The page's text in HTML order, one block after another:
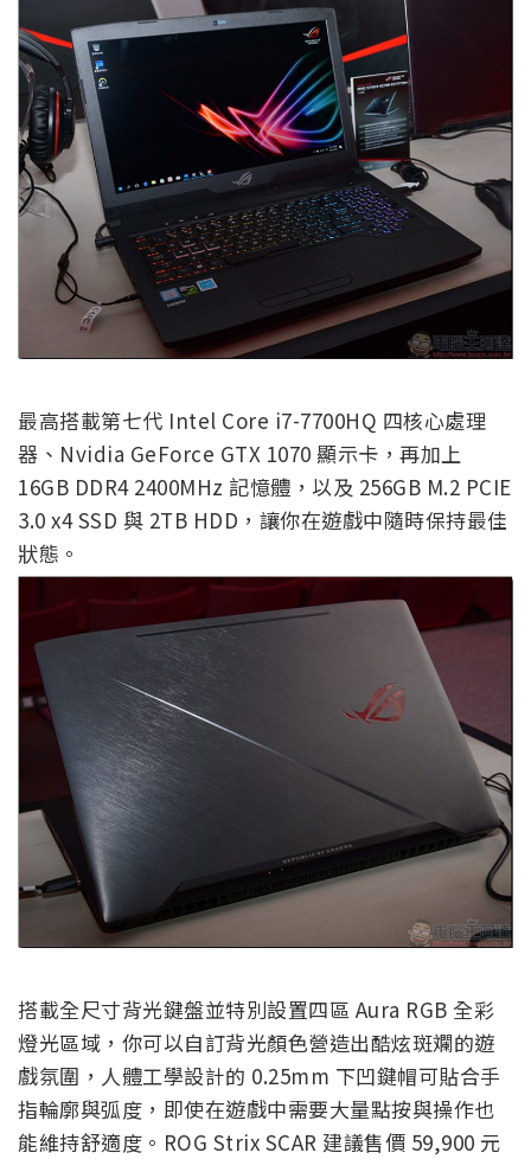
最高搭載第七代 Intel Core i7-7700HQ 四核心處理
器、Nvidia GeForce GTX 1070 顯示卡，再加上
16GB DDR4 2400MHz 記憶體，以及 256GB M.2 PCIE
3.0 x4 SSD 與 2TB HDD，讓你在遊戲中隨時保持最佳
狀態。
搭載全尺寸背光鍵盤並特別設置四區 Aura RGB 全彩
燈光區域，你可以自訂背光顏色營造出酷炫斑斕的遊
戲氛圍，人體工學設計的 0.25mm 下凹鍵帽可貼合手
指輪廓與弧度，即使在遊戲中需要大量點按與操作也
能維持舒適度。ROG Strix SCAR 建議售價 59,900 元